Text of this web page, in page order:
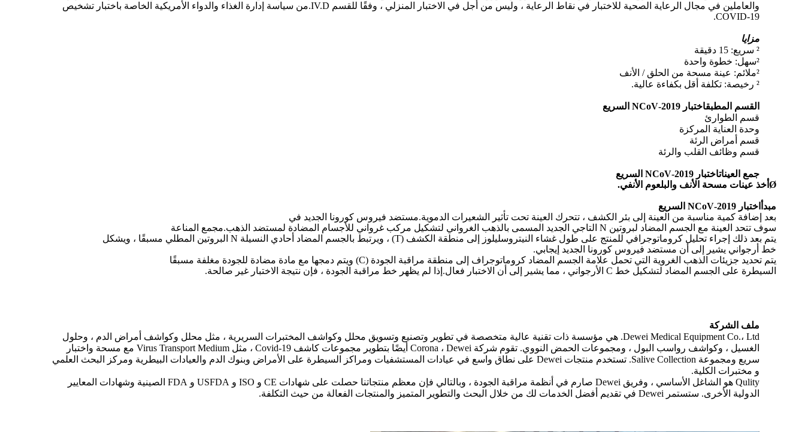
والعاملين في مجال الرعاية الصحية للاختبار في نقاط الرعاية ، وليس من أجل في الاختبار المنزلي ، وفقًا للقسم IV.D.من سياسة إدارة الغذاء والدواء الأمريكية الخاصة باختبار تشخيص
COVID-19.
مزايا
² سريع: 15 دقيقة
²سهل: خطوة واحدة
²ملائم: عينة مسحة من الحلق / الأنف
² رخيصة: تكلفة أقل بكفاءة عالية.
القسم المطبقاختبار 2019-NCoV السريع
قسم الطوارئ
وحدة العناية المركزة
قسم أمراض الرئة
قسم وظائف القلب والرئة
جمع العيناتاختبار 2019-NCoV السريع
Ø أخذ عينات مسحة الأنف والبلعوم الأنفي.
مبدأ اختبار 2019-NCoV السريع
بعد إضافة كمية مناسبة من العينة إلى بئر الكشف ، تتحرك العينة تحت تأثير الشعيرات الدموية.مستضد فيروس كورونا الجديد في
سوف تتحد العينة مع الجسم المضاد لبروتين N التاجي الجديد المسمى بالذهب الغرواني لتشكيل مركب غرواني للأجسام المضادة لمستضد الذهب.مجمع المناعة
يتم بعد ذلك إجراء تحليل كروماتوجرافي للمنتج على طول غشاء النيتروسليلوز إلى منطقة الكشف (T) ، ويرتبط بالجسم المضاد أحادي النسيلة N البروتين المطلي مسبقًا ، ويشكل
خط أرجواني يشير إلى أن مستضد فيروس كورونا الجديد إيجابي.
يتم تحديد جزيئات الذهب الغروية التي تحمل علامة الجسم المضاد كروماتوجراف إلى منطقة مراقبة الجودة (C) ويتم دمجها مع مادة مضادة للجودة مغلفة مسبقًا
السيطرة على الجسم المضاد لتشكيل خط C الأرجواني ، مما يشير إلى أن الاختبار فعال.إذا لم يظهر خط مراقبة الجودة ، فإن نتيجة الاختبار غير صالحة.
ملف الشركة
Dewei Medical Equipment Co.، Ltd. هي مؤسسة ذات تقنية عالية متخصصة في تطوير وتصنيع وتسويق محلل وكواشف المختبرات السريرية ، مثل محلل وكواشف أمراض الدم ، وحلول
الغسيل ، وكواشف رواسب البول ، ومجموعات الحمض النووي. تقوم شركة Corona ، Dewei أيضًا بتطوير مجموعات كاشف Covid-19 ، مثل Virus Transport Medium مع مسحة واختبار
سريع ومجموعة Salive Collection. تستخدم منتجات Dewei على نطاق واسع في عيادات المستشفيات ومراكز السيطرة على الأمراض وبنوك الدم والعيادات البيطرية ومركز البحث العلمي
و مختبرات الكلية.
Qulity هو الشاغل الأساسي ، وفريق Dewei صارم في أنظمة مراقبة الجودة ، وبالتالي فإن معظم منتجاتنا حصلت على شهادات CE و ISO و USFDA و FDA الصينية وشهادات المعايير
الدولية الأخرى. ستستمر Dewei في تقديم أفضل الخدمات لك من خلال البحث والتطوير المتميز والمنتجات الفعالة من حيث التكلفة.